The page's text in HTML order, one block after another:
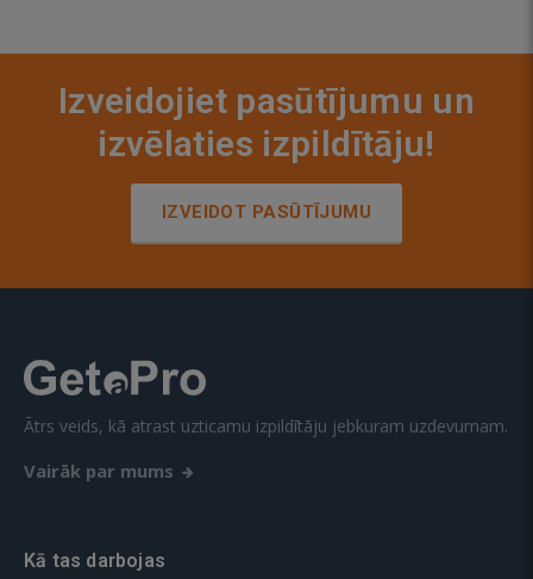
Izveidojiet pasūtījumu un
izvēlaties izpildītāju!
IZVEIDOT PASŪTĪJUMU
Ātrs veids, kā atrast uzticamu izpildītāju jebkuram uzdevumam.
Vairāk par mums
Kā tas darbojas